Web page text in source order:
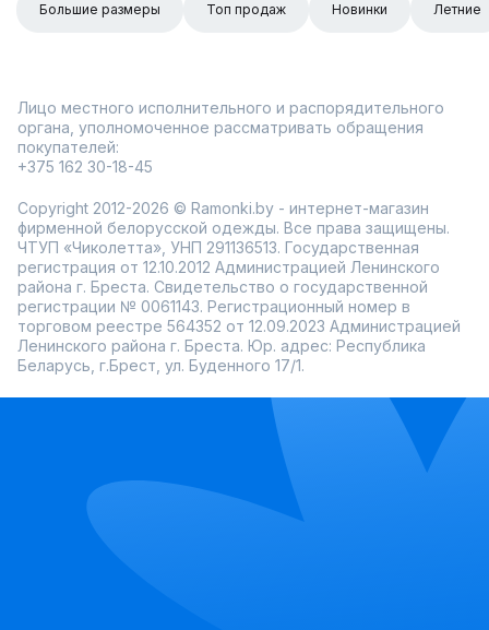
Большие размеры Топ продаж Новинки Летние
Лицо местного исполнительного и распорядительного
органа, уполномоченное рассматривать обращения
покупателей:
+375 162 30-18-45
Copyright 2012-2026 © Ramonki.by - интернет-магазин
фирменной белорусской одежды. Все права защищены.
ЧТУП «Чиколетта», УНП 291136513. Государственная
регистрация от 12.10.2012 Администрацией Ленинского
района г. Бреста. Свидетельство о государственной
регистрации № 0061143. Регистрационный номер в
торговом реестре 564352 от 12.09.2023 Администрацией
Ленинского района г. Бреста. Юр. адрес: Республика
Беларусь, г.Брест, ул. Буденного 17/1.